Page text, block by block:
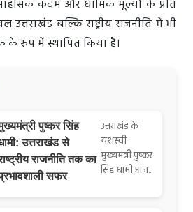
कदम और धार्मिक मूल्यों के प्रति
उत्तराखंड बल्कि राष्ट्रीय राजनीति में भी
के रूप में स्थापित किया है।
पुष्कर सिंह
उत्तराखंड से
राजनीति तक का
सफर
उत्तराखंड के
यशस्वी
मुख्यमंत्री पुष्कर
सिंह धामीआज...